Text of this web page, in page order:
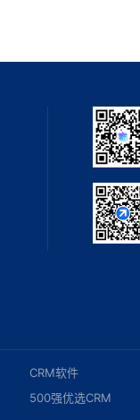
CRM软件
500强优选CRM